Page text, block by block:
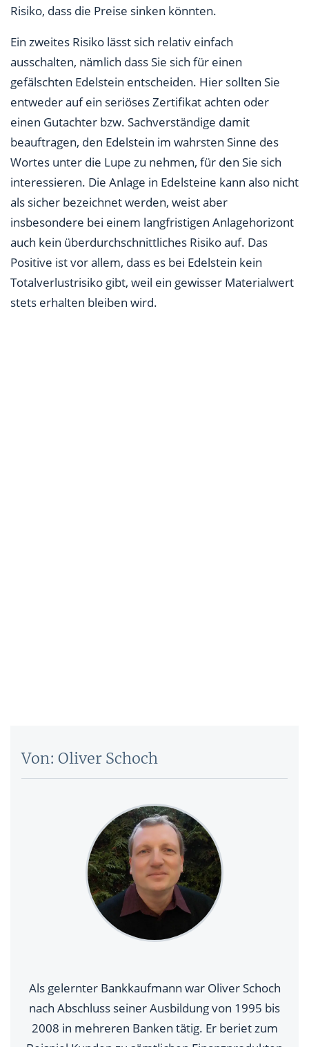
Risiko, dass die Preise sinken könnten.
Ein zweites Risiko lässt sich relativ einfach
ausschalten, nämlich dass Sie sich für einen
gefälschten Edelstein entscheiden. Hier sollten Sie
entweder auf ein seriöses Zertifikat achten oder
einen Gutachter bzw. Sachverständige damit
beauftragen, den Edelstein im wahrsten Sinne des
Wortes unter die Lupe zu nehmen, für den Sie sich
interessieren. Die Anlage in Edelsteine kann also nicht
als sicher bezeichnet werden, weist aber
insbesondere bei einem langfristigen Anlagehorizont
auch kein überdurchschnittliches Risiko auf. Das
Positive ist vor allem, dass es bei Edelstein kein
Totalverlustrisiko gibt, weil ein gewisser Materialwert
stets erhalten bleiben wird.
Von: Oliver Schoch
Als gelernter Bankkaufmann war Oliver Schoch
nach Abschluss seiner Ausbildung von 1995 bis
2008 in mehreren Banken tätig. Er beriet zum